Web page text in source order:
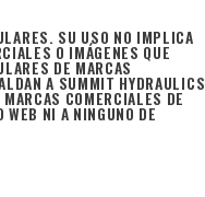
SU USO NO IMPLICA
O IMÁGENES QUE
DE MARCAS
A SUMMIT HYDRAULICS
COMERCIALES DE
NI A NINGUNO DE